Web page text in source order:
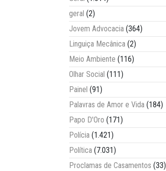
geral (2)
Jovem Advocacia (364)
Linguiça Mecânica (2)
Meio Ambiente (116)
Olhar Social (111)
Painel (91)
Palavras de Amor e Vida (184)
Papo D'Oro (171)
Polícia (1.421)
Política (7.031)
Proclamas de Casamentos (33)